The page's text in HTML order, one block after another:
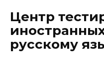
Центр
русскому